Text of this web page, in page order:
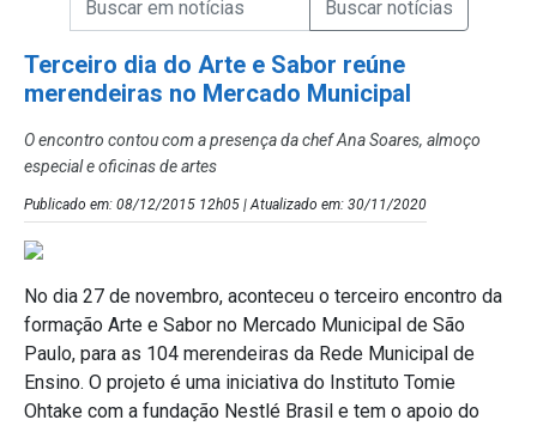
Terceiro dia do Arte e Sabor reúne
merendeiras no Mercado Municipal
O encontro contou com a presença da chef Ana Soares, almoço
especial e oficinas de artes
Publicado em: 08/12/2015 12h05 | Atualizado em: 30/11/2020
No dia 27 de novembro, aconteceu o terceiro encontro da
formação Arte e Sabor no Mercado Municipal de São
Paulo, para as 104 merendeiras da Rede Municipal de
Ensino. O projeto é uma iniciativa do Instituto Tomie
Ohtake com a fundação Nestlé Brasil e tem o apoio do